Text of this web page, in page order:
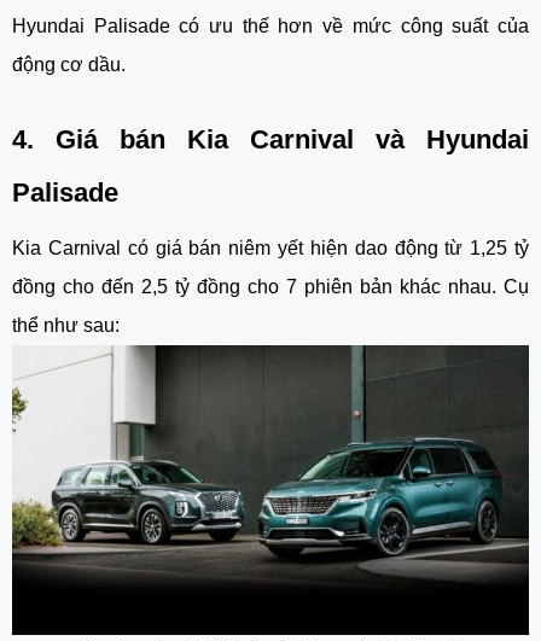
Hyundai Palisade có ưu thế hơn về mức công suất của
động cơ dầu.
4. Giá bán Kia Carnival và Hyundai
Palisade
Kia Carnival có giá bán niêm yết hiện dao động từ 1,25 tỷ
đồng cho đến 2,5 tỷ đồng cho 7 phiên bản khác nhau. Cụ
thể như sau: